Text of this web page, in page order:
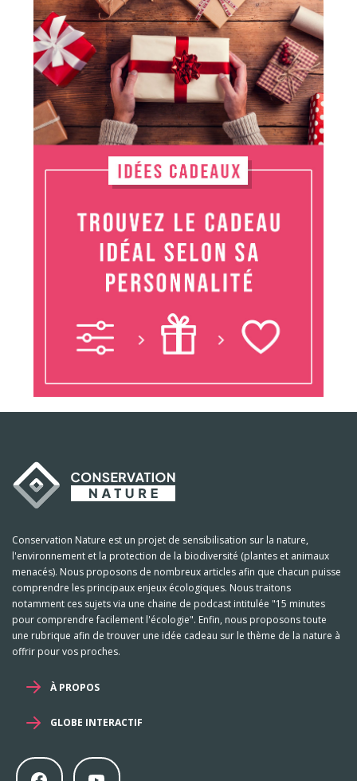
Conservation Nature est un projet de sensibilisation sur la nature,
l'environnement et la protection de la biodiversité (plantes et animaux
menacés). Nous proposons de nombreux articles afin que chacun puisse
comprendre les principaux enjeux écologiques. Nous traitons
notamment ces sujets via une chaine de podcast intitulée "15 minutes
pour comprendre facilement l'écologie". Enfin, nous proposons toute
une rubrique afin de trouver une idée cadeau sur le thème de la nature à
offrir pour vos proches.
À PROPOS
GLOBE INTERACTIF